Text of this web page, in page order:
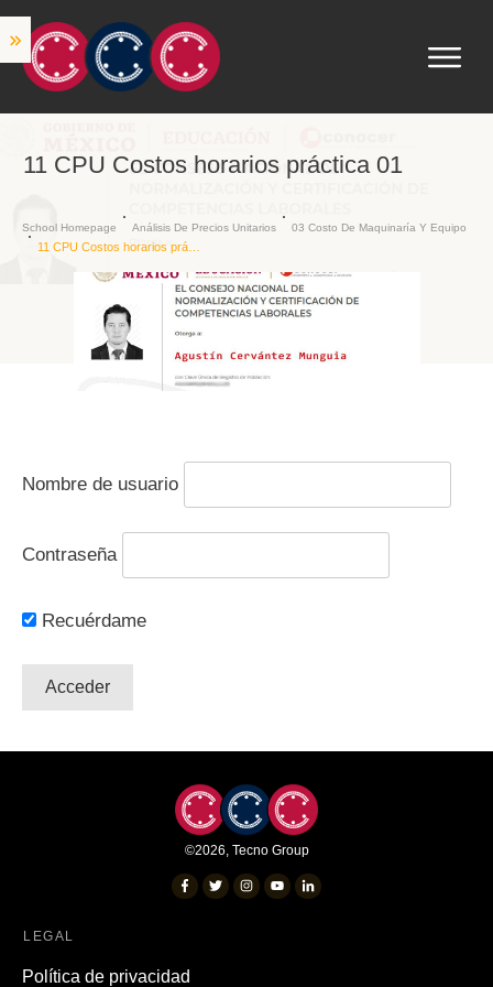
11 CPU Costos horarios práctica 01
School Homepage Análisis De Precios Unitarios 03 Costo De Maquinaría Y Equipo
Nombre de usuario
Contraseña
Recuérdame
©2026 Tecno Group
LEGAL
Política de privacidad